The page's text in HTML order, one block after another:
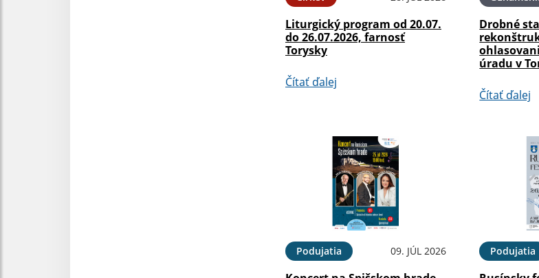
Liturgický program od 20.07.
do 26.07.2026, farnosť
Torysky
Čítať ďalej
Drobné
úradu v
Čítať ďalej
Podujatia 09. JÚL 2026 Podujatia